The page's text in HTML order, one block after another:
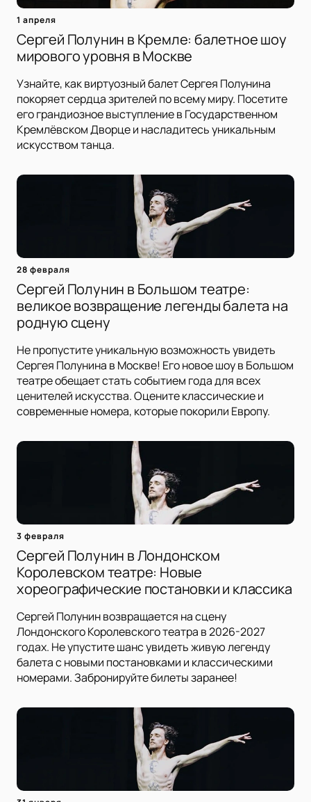
1 апреля
Сергей Полунин в Кремле: балетное шоу
мирового уровня в Москве
Узнайте, как виртуозный балет Сергея Полунина
покоряет сердца зрителей по всему миру. Посетите
его грандиозное выступление в Государственном
Кремлёвском Дворце и насладитесь уникальным
искусством танца.
28 февраля
Сергей Полунин в Большом театре:
великое возвращение легенды балета на
родную сцену
Не пропустите уникальную возможность увидеть
Сергея Полунина в Москве! Его новое шоу в Большом
театре обещает стать событием года для всех
ценителей искусства. Оцените классические и
современные номера, которые покорили Европу.
3 февраля
Сергей Полунин в Лондонском
Королевском театре: Новые
хореографические постановки и классика
Сергей Полунин возвращается на сцену
Лондонского Королевского театра в 2026-2027
годах. Не упустите шанс увидеть живую легенду
балета с новыми постановками и классическими
номерами. Забронируйте билеты заранее!